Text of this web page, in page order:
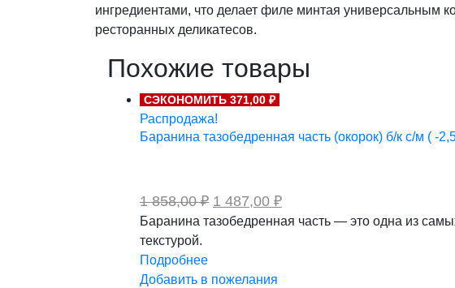
ингредиентами, что делает филе минтая
ресторанных деликатесов.
Похожие товары
СЭКОНОМИТЬ 371,00 ₽
Распродажа!
Баранина тазобедренная часть (окорок) б/к с/м ( -
1 858,00₽ Первоначальная
цена
составляла
1 487,00 ₽Текущая
цена:
1
Баранина тазобедренная часть — это одна из
текстурой.
Подробнее
Добавить в пожелания